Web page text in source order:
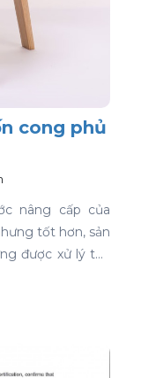
cong phủ
nâng cấp của
tốt hơn, sản
được xử lý tạo